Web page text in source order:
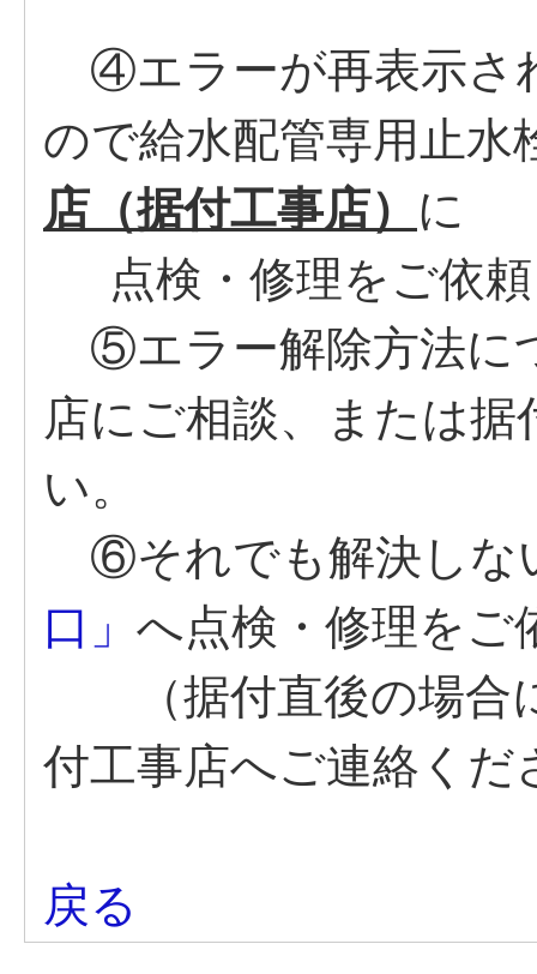
④エラーが再表示さ
ので給水配管専用止水
店（据付工事店） に
点検・修理をご依頼
⑤エラー解除方法に
店にご相談、または
い。
⑥それでも解決しな
口」 へ点検・修理をご
（据付直後の場合
付工事店へご連絡くだ
戻る